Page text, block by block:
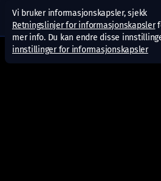
Vi bruker informasjonskapsler, sjekk
Retningslinjer for informasjonskapsler
mer info. Du kan endre disse
innstillinger for informasjonskapsler